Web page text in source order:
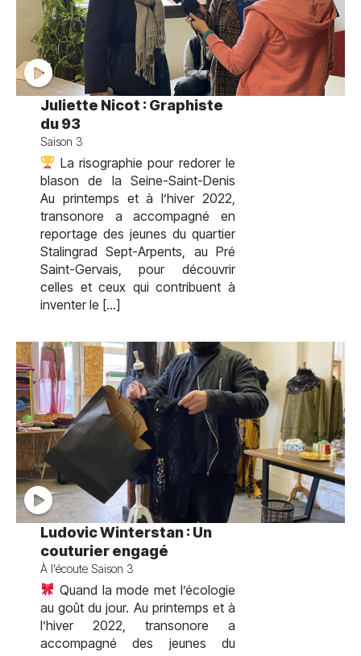
Juliette Nicot : Graphiste
du 93
Saison 3
La risographie pour redorer le
blason de la Seine-Saint-Denis
Au printemps et à l’hiver 2022,
transonore a accompagné en
reportage des jeunes du quartier
Stalingrad Sept-Arpents, au Pré
Saint-Gervais, pour découvrir
celles et ceux qui contribuent à
inventer le […]
Ludovic Winterstan : Un
couturier engagé
À l'écoute Saison 3
Quand la mode met l’écologie
au goût du jour. Au printemps et à
l’hiver 2022, transonore a
accompagné des jeunes du